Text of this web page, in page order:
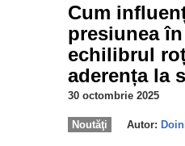
Cum
presiunea
echilibrul
aderența la
30 octombrie 2025
Noutăţi Autor: